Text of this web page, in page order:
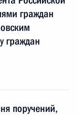
граждан
граждан
поручений,